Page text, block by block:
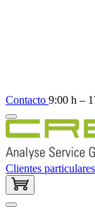
Contacto 9:00 h –
Clientes particulares